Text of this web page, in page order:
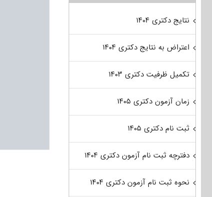
نتایج دکتری ۱۴۰۴
اعتراض به نتایج دکتری ۱۴۰۴
تکمیل ظرفیت دکتری ۱۴۰۳
زمان آزمون دکتری ۱۴۰۵
ثبت نام دکتری ۱۴۰۵
دفترچه ثبت نام آزمون دکتری ۱۴۰۴
نحوه ثبت نام آزمون دکتری ۱۴۰۴